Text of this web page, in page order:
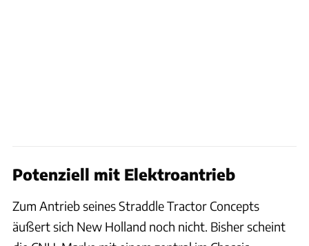
Potenziell mit Elektroantrieb
Zum Antrieb seines Straddle Tractor Concepts
äußert sich New Holland noch nicht. Bisher scheint